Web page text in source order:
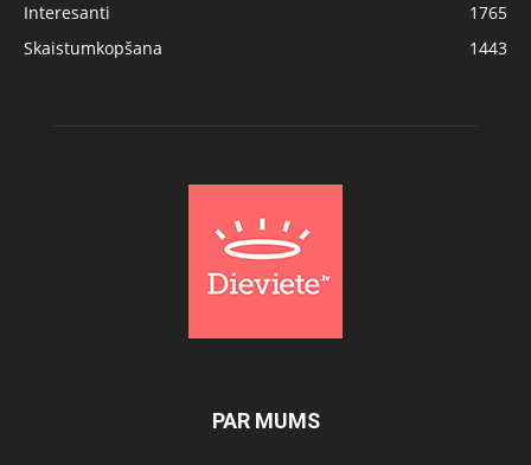
Interesanti
1765
Skaistumkopšana
1443
PAR MUMS